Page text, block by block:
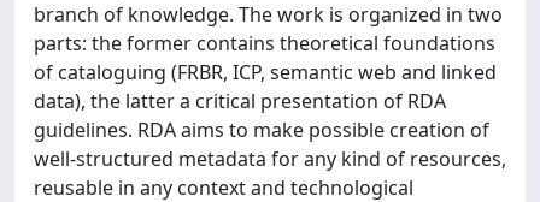
branch of knowledge. The work is organized in two
parts: the former contains theoretical foundations
of cataloguing (FRBR, ICP, semantic web and linked
data), the latter a critical presentation of RDA
guidelines. RDA aims to make possible creation of
well-structured metadata for any kind of resources,
reusable in any context and technological